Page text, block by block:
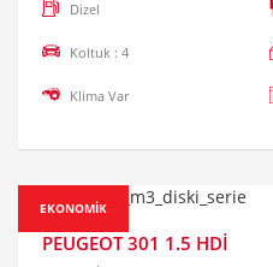
Dizel
Koltuk : 4
Klima Var
PEUGEOT 301 1.5 HDI
EKONOMIK